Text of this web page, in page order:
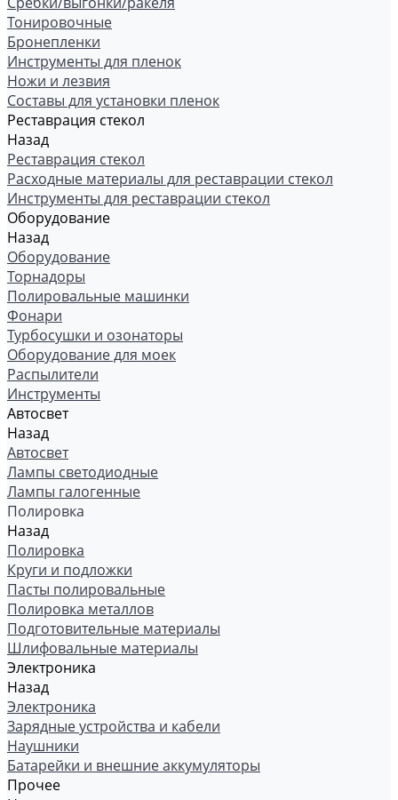
Тонировочные
Бронепленки
Инструменты для пленок
Ножи и лезвия
Составы для установки пленок
Реставрация стекол
Назад
Реставрация стекол
Расходные материалы для реставрации стекол
Инструменты для реставрации стекол
Оборудование
Назад
Оборудование
Торнадоры
Полировальные машинки
Фонари
Турбосушки и озонаторы
Оборудование для моек
Распылители
Инструменты
Автосвет
Назад
Автосвет
Лампы светодиодные
Лампы галогенные
Полировка
Назад
Полировка
Круги и подложки
Пасты полировальные
Полировка металлов
Подготовительные материалы
Шлифовальные материалы
Электроника
Назад
Электроника
Зарядные устройства и кабели
Наушники
Батарейки и внешние аккумуляторы
Прочее